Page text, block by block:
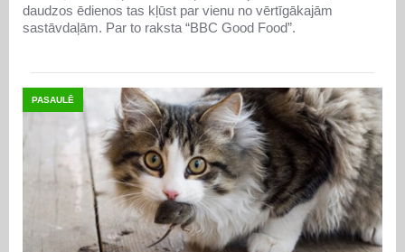
daudzos ēdienos tas kļūst par vienu no vērtīgākajām
sastāvdaļām. Par to raksta “BBC Good Food”.
PASAULĒ